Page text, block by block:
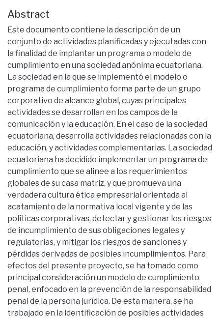
Abstract
Este documento contiene la descripción de un
conjunto de actividades planificadas y ejecutadas con
la finalidad de implantar un programa o modelo de
cumplimiento en una sociedad anónima ecuatoriana.
La sociedad en la que se implementó el modelo o
programa de cumplimiento forma parte de un grupo
corporativo de alcance global, cuyas principales
actividades se desarrollan en los campos de la
comunicación y la educación. En el caso de la sociedad
ecuatoriana, desarrolla actividades relacionadas con la
educación, y actividades complementarias. La sociedad
ecuatoriana ha decidido implementar un programa de
cumplimiento que se alinee a los requerimientos
globales de su casa matriz, y que promueva una
verdadera cultura ética empresarial orientada al
acatamiento de la normativa local vigente y de las
políticas corporativas, detectar y gestionar los riesgos
de incumplimiento de sus obligaciones legales y
regulatorias, y mitigar los riesgos de sanciones y
pérdidas derivadas de posibles incumplimientos. Para
efectos del presente proyecto, se ha tomado como
principal consideración un modelo de cumplimiento
penal, enfocado en la prevención de la responsabilidad
penal de la persona jurídica. De esta manera, se ha
trabajado en la identificación de posibles actividades